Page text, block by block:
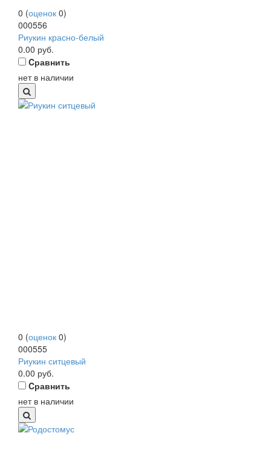
0 (оценок 0)
000556
Риукин красно-белый
0.00 руб.
Cравнить
нет в наличии
0 (оценок 0)
000555
Риукин ситцевый
0.00 руб.
Cравнить
нет в наличии